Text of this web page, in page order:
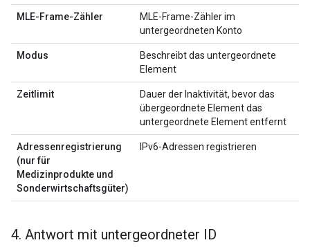
MLE-Frame-Zähler
MLE-Frame-Zähler im
untergeordneten Konto
Modus
Beschreibt das untergeordnete
Element
Zeitlimit
Dauer der Inaktivität, bevor das
übergeordnete Element das
untergeordnete Element entfernt
Adressenregistrierung
(nur für
Medizinprodukte und
Sonderwirtschaftsgüter)
IPv6-Adressen registrieren
4. Antwort mit untergeordneter ID